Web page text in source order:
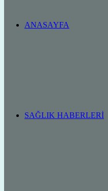
ANASAYFA
SAĞLIK HABERLERI